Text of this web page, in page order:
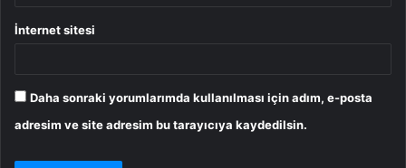
İnternet sitesi
Daha sonraki yorumlarımda kullanılması için adım, e-posta
adresim ve site adresim bu tarayıcıya kaydedilsin.